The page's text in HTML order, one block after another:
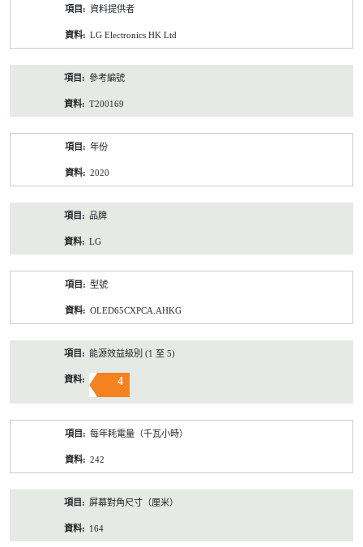
資料提供者
LG Electronics HK Ltd
參考編號
T200169
年份
2020
品牌
LG
型號
OLED65CXPCA.AHKG
能源效益級別 (1 至 5)
4
每年耗電量（千瓦小時）
242
屏幕對角尺寸（厘米）
164